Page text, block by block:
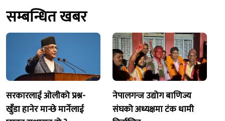
सम्बन्धित खबर
सरकारलाई ओलीको प्रश्न-
खुँडा हानेर मान्छे मार्नेलाई
नेपालगन्ज उद्योग बाणिज्य
संघको अध्यक्षमा टंक धामी